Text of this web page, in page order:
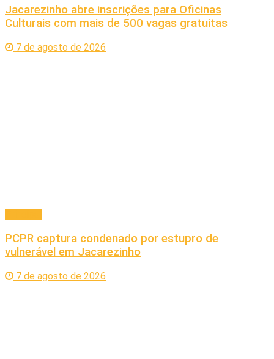
Jacarezinho abre inscrições para Oficinas
Culturais com mais de 500 vagas gratuitas
7 de agosto de 2026
PCPR captura condenado por estupro de
vulnerável em Jacarezinho
7 de agosto de 2026